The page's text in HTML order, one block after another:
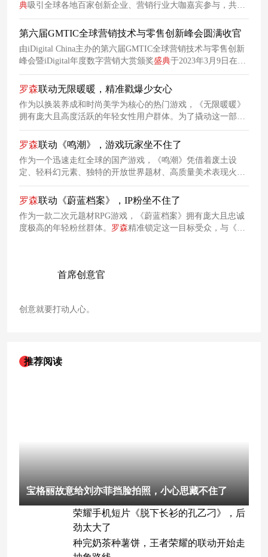
典吸引全球各地百家创新企业、营销行业大咖嘉宾参与，共话
营销新未来。本次盛典以“营领重启”为年度主题，关注营销之
力如何助力业务增长，重启未来发展新蓝图。
第六届GMTIC全球营销技术与零售创新峰会圆满收官
由iDigital China主办的第六届GMTIC全球营销技术与零售创新
峰会暨iDigital年度数字营销大赏颁奖盛典于2023年3月9日在上
海龙之梦万丽酒店圆满落幕。
罗森联动无限暖暖，精准戳爆少女心
作为以换装养成和时尚美学为核心的热门游戏，《无限暖暖》
拥有庞大且高度活跃的年轻女性用户群体。为了撬动这一部分
女性的消费力，罗森与《无限暖暖》共同策划了一场联动，力
图塑造更具活力和吸引力的品牌形象，吸引年轻女性用户群体
的关注与喜爱。
罗森联动《鸣潮》，游戏玩家坐不住了
作为一个迅速走红全球的国产游戏，《鸣潮》凭借着废土设
定、轻科幻元素、独特的开放世界题材、高质量美术表现火速
出圈，收获了全网年轻人的喜爱。在这种趋势下，罗森忍不住
出手，与《鸣潮》发起了限定联动。
罗森联动《蔚蓝档案》，IP粉坐不住了
作为一款二次元题材RPG游戏，《蔚蓝档案》拥有庞大且忠诚
度极高的年轻粉丝群体。 罗森精准锁定这一目标受众，与《蔚
首席创意官
创意就要打动人心。
推荐阅读
宝格丽故意给刘亦菲挡脸拍照，小心思藏不住了
荣耀手机短片《脱下长衫的孔乙刁》，后
劲太大了
种完奶茶种薯饼，王者荣耀的联动开始走